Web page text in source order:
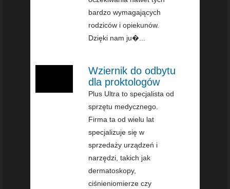
bardzo wymagających
rodziców i opiekunów.
Dzięki nam ju�...
Wziernik do odbytu
dla proktologów
Plus Ultra to specjalista od
sprzętu medycznego.
Firma ta od wielu lat
specjalizuje się w
sprzedaży urządzeń i
narzędzi, takich jak
dermatoskopy,
ciśnieniomierze czy